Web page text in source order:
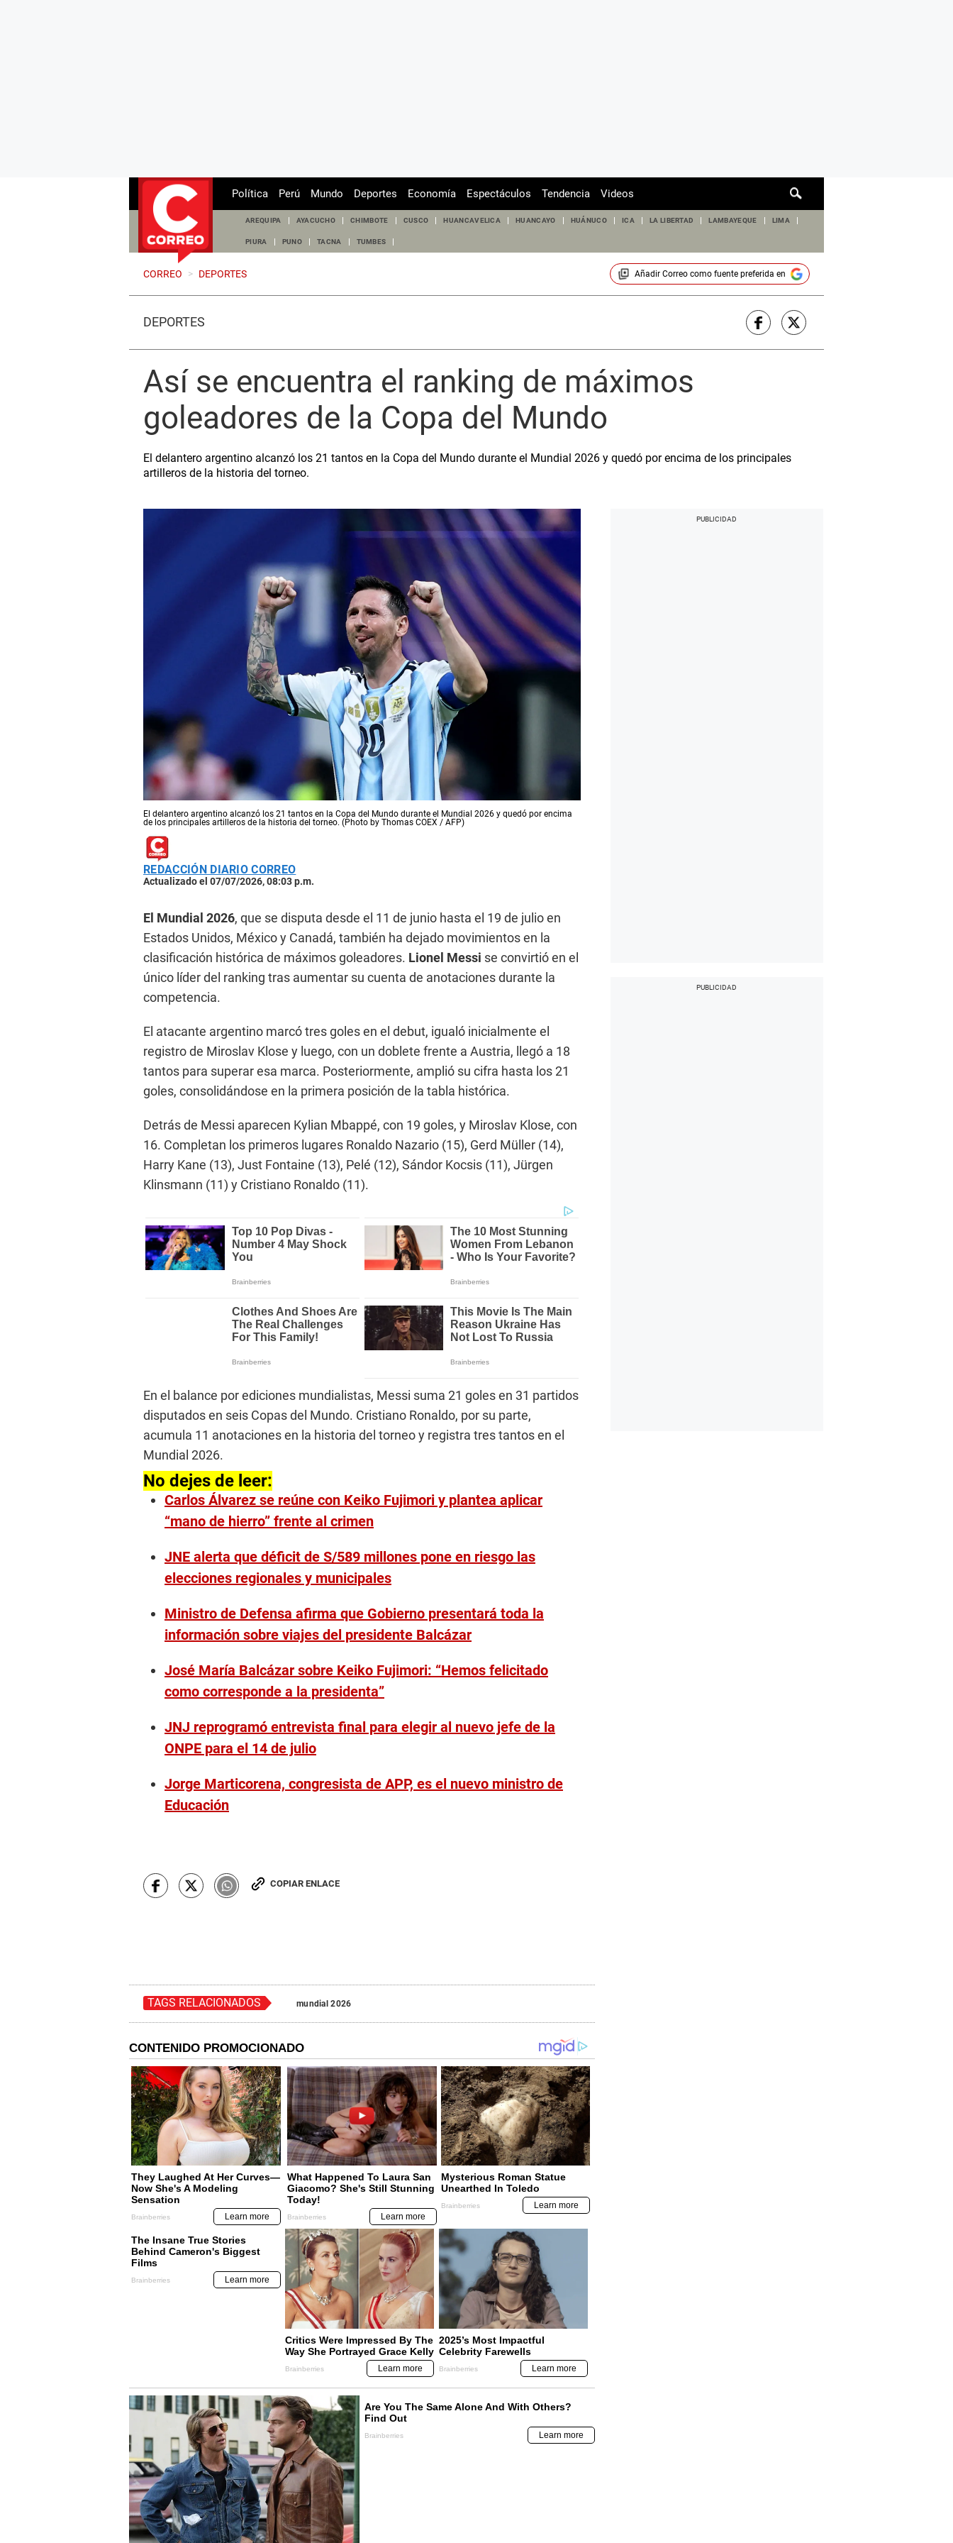
de
Política Perú Mundo Deportes Economía Espectáculos Tendencia Videos
AREQUIPA AYACUCHO CHIMBOTE CUSCO HUANCAVELICA HUANCAYO HUÁNUCO ICA LA LIBERTAD LAMBAYEQUE LIMA
PIURA PUNO TACNA TUMBES
CORREO > DEPORTES Añadir Correocomo fuente preferida en
DEPORTES
Así se encuentra el ranking de máximos
goleadores de la Copa del Mundo
El delantero argentino alcanzó los 21 tantos en la Copa del Mundo durante el Mundial 2026 y quedó por encima de los principales
artilleros de la historia del torneo.
El delantero argentino alcanzó los 21 tantos en la Copa del Mundo durante el Mundial 2026 y quedó por encima
de los principales artilleros de la historia del torneo. (Photo by Thomas COEX / AFP)
REDACCIÓN DIARIO CORREO
Actualizado el 07/07/2026, 08:03 p.m.
El Mundial 2026, que se disputa desde el 11 de junio hasta el 19 de julio en
Estados Unidos, México y Canadá, también ha dejado movimientos en la
clasificación histórica de máximos goleadores. Lionel Messi se convirtió en el
único líder del ranking tras aumentar su cuenta de anotaciones durante la
competencia.
El atacante argentino marcó tres goles en el debut, igualó inicialmente el
registro de Miroslav Klose y luego, con un doblete frente a Austria, llegó a 18
tantos para superar esa marca. Posteriormente, amplió su cifra hasta los 21
goles, consolidándose en la primera posición de la tabla histórica.
Detrás de Messi aparecen Kylian Mbappé, con 19 goles, y Miroslav Klose, con
16. Completan los primeros lugares Ronaldo Nazario (15), Gerd Müller (14),
Harry Kane (13), Just Fontaine (13), Pelé (12), Sándor Kocsis (11), Jürgen
Klinsmann (11) y Cristiano Ronaldo (11).
En el balance por ediciones mundialistas, Messi suma 21 goles en 31 partidos
disputados en seis Copas del Mundo. Cristiano Ronaldo, por su parte,
acumula 11 anotaciones en la historia del torneo y registra tres tantos en el
Mundial 2026.
No dejes de leer:
Carlos Álvarez se reúne con Keiko Fujimori y plantea aplicar
“mano de hierro” frente al crimen
JNE alerta que déficit de S/589 millones pone en riesgo las
elecciones regionales y municipales
Ministro de Defensa afirma que Gobierno presentará toda la
información sobre viajes del presidente Balcázar
José María Balcázar sobre Keiko Fujimori: “Hemos felicitado
como corresponde a la presidenta”
JNJ reprogramó entrevista final para elegir al nuevo jefe de la
ONPE para el 14 de julio
Jorge Marticorena, congresista de APP, es el nuevo ministro de
Educación
COPIAR ENLACE
TAGS RELACIONADOS mundial 2026